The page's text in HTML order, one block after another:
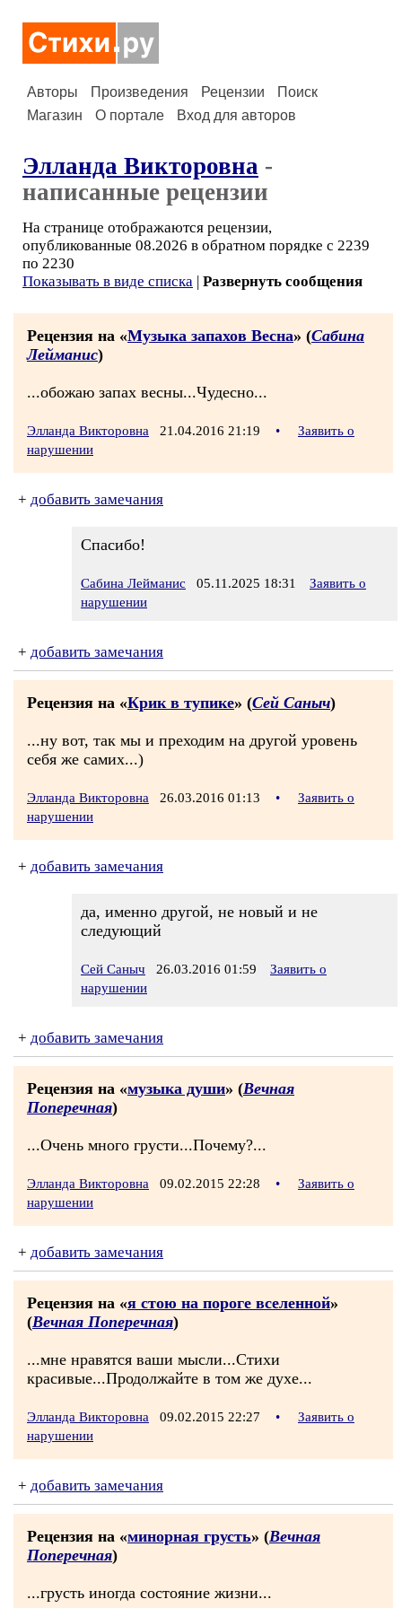
Авторы Произведения Рецензии
Поиск
Магазин
О портале Вход для авторов
Элланда Викторовна -
написанные рецензии
На странице отображаются рецензии,
опубликованные 08.2026 в обратном порядке с 2239
по 2230
Показывать в виде списка | Развернуть сообщения
Рецензия на «Музыка запахов Весна» (Сабина
Лейманис)
...обожаю запах весны...Чудесно...
Элланда Викторовна 21.04.2016 21:19 •
Заявить о
нарушении
+ добавить замечания
Спасибо!
Сабина Лейманис 05.11.2025 18:31
Заявить о
нарушении
+ добавить замечания
Рецензия на «Крик в тупике» (Сей Саныч)
...ну вот, так мы и преходим на другой уровень
себя же самих...)
Элланда Викторовна 26.03.2016 01:13 •
Заявить о
нарушении
+ добавить замечания
да, именно другой, не новый и не
следующий
Сей Саныч 26.03.2016 01:59
Заявить о
нарушении
+ добавить замечания
Рецензия на «музыка души» (Вечная
Поперечная)
...Очень много грусти...Почему?...
Элланда Викторовна 09.02.2015 22:28 •
Заявить о
нарушении
+ добавить замечания
Рецензия на «я стою на пороге вселенной»
(Вечная Поперечная)
...мне нравятся ваши мысли...Стихи
красивые...Продолжайте в том же духе...
Элланда Викторовна 09.02.2015 22:27 •
Заявить о
нарушении
+ добавить замечания
Рецензия на «минорная грусть» (Вечная
Поперечная)
...грусть иногда состояние жизни...